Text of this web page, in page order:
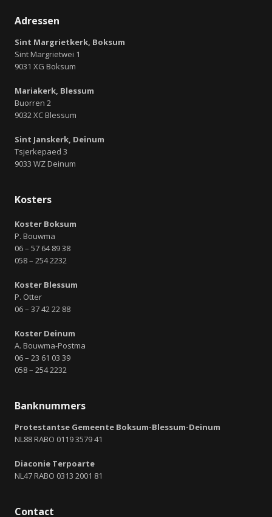
Adressen
Sint Margrietkerk, Boksum
Sint Margrietwei 1
9031 XG Boksum
Mariakerk, Blessum
Buorren 2
9032 XC Blessum
Sint Janskerk, Deinum
Tsjerkepaed 3
9033 WZ Deinum
Kosters
Koster Boksum
P. Bouwma
06 – 57 64 89 38
058 – 254 2232
Koster Blessum
P. Otter
06 – 37 42 22 88
Koster Deinum
A. Bouwma-Postma
06 – 23 61 03 39
058 – 254 2232
Banknummers
Protestantse Gemeente Boksum-Blessum-Deinum
NL88 RABO 0119 3579 41
Diaconie Terpoarte
NL47 RABO 0313 2001 81
Contact